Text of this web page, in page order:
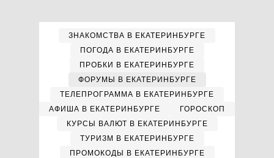
ЗНАКОМСТВА В ЕКАТЕРИНБУРГЕ
ПОГОДА В ЕКАТЕРИНБУРГЕ
ПРОБКИ В ЕКАТЕРИНБУРГЕ
ФОРУМЫ В ЕКАТЕРИНБУРГЕ
ТЕЛЕПРОГРАММА В ЕКАТЕРИНБУРГЕ
АФИША В ЕКАТЕРИНБУРГЕ
ГОРОСКОП
КУРСЫ ВАЛЮТ В ЕКАТЕРИНБУРГЕ
ТУРИЗМ В ЕКАТЕРИНБУРГЕ
ПРОМОКОДЫ В ЕКАТЕРИНБУРГЕ